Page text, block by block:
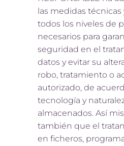
las medidas técnicas
todos los niveles de
necesarios para
seguridad en el
datos y evitar su
robo, tratamiento o
autorizado, de
tecnología y
almacenados. Así
también que el
en ficheros,